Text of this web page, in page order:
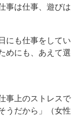
事は仕事、遊びは
にも仕事をしてい
めにも、あえて選
事上のストレスで
うだから」（女性